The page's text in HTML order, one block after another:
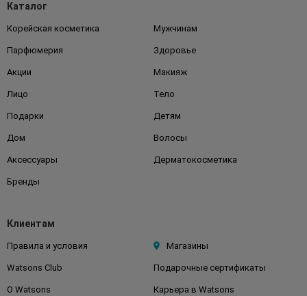
Каталог
Корейская косметика Мужчинам
Парфюмерия Здоровье
Акции Макияж
Лицо Тело
Подарки Детям
Дом Волосы
Аксессуары Дерматокосметика
Бренды
Клиентам
Правила и условия Магазины
Watsons Club Подарочные сертификаты
О Watsons Карьера в Watsons